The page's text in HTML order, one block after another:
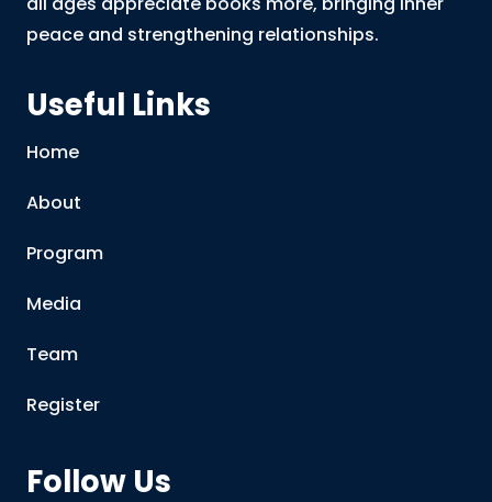
peace and strengthening relationships.
Useful Links
Home
About
Program
Media
Team
Register
Follow Us